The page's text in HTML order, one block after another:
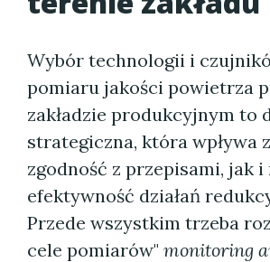
Wybór technologii i
pomiaru jakości powietrza
zakładzie produkcyjnym to
strategiczna, która wpływa
zgodność z przepisami, jak i
efektywność działań
Przede wszystkim trzeba
cele pomiarów" monitoring